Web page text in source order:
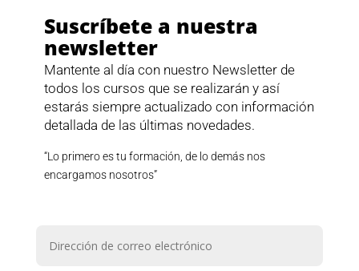
Suscríbete a nuestra
newsletter
Mantente al día con nuestro Newsletter de
todos los cursos que se realizarán y así
estarás siempre actualizado con información
detallada de las últimas novedades.
“Lo primero es tu formación, de lo demás nos
encargamos nosotros”